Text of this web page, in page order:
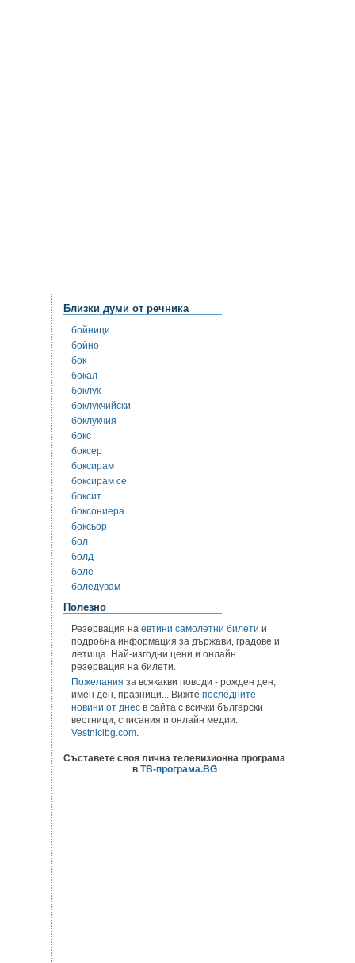
Близки думи от речника
бойници
бойно
бок
бокал
боклук
боклукчийски
боклукчия
бокс
боксер
боксирам
боксирам се
боксит
боксониера
боксьор
бол
болд
боле
боледувам
Полезно
Резервация на евтини самолетни билети и
подробна информация за държави, градове и
летища. Най-изгодни цени и онлайн
резервация на билети.
Пожелания за всякакви поводи - рожден ден,
имен ден, празници... Вижте последните
новини от днес в сайта с всички български
вестници, списания и онлайн медии:
Vestnicibg.com.
Съставете своя лична телевизионна програма
в ТВ-програма.BG